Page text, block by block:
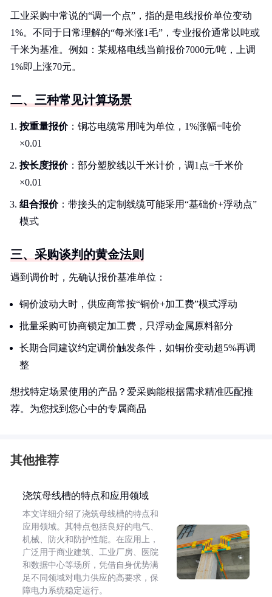
工业采购中常说的“调一个点”，指的是电线报价单位变动
1%。不同于日常理解的“每米涨1毛”，专业报价通常以吨或
千米为基准。例如：某规格电线当前报价7000元/吨，上调
1%即上涨70元。
二、三种常见计算场景
按重量报价：铜芯电缆常用吨为单位，1%涨幅=吨价
×0.01
按长度报价：部分塑胶线以千米计价，调1点=千米价
×0.01
组合报价：带接头的定制线缆可能采用“基础价+浮动点”
模式
三、采购谈判的黄金法则
遇到调价时，先确认报价基准单位：
铜价波动大时，供应商常按“铜价+加工费”模式浮动
批量采购可协商锁定加工费，只浮动金属原料部分
长期合同建议约定调价触发条件，如铜价变动超5%再调
整
想找特定场景使用的产品？爱采购能根据需求精准匹配推
荐。为您找到您心中的专属商品
其他推荐
浇筑母线槽的特点和应用领域
本文详细介绍了浇筑母线槽的特点和
应用领域。其特点包括良好的电气、
机械、防火和防护性能。在应用上，
广泛用于商业建筑、工业厂房、医院
和数据中心等场所，凭借自身优势满
足不同领域对电力供应的高要求，保
障电力系统稳定运行。